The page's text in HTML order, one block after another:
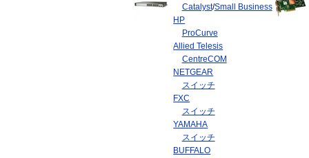
Catalyst/Small Business
HP
ProCurve
Allied Telesis
CentreCOM
NETGEAR
スイッチ
FXC
スイッチ
YAMAHA
スイッチ
BUFFALO